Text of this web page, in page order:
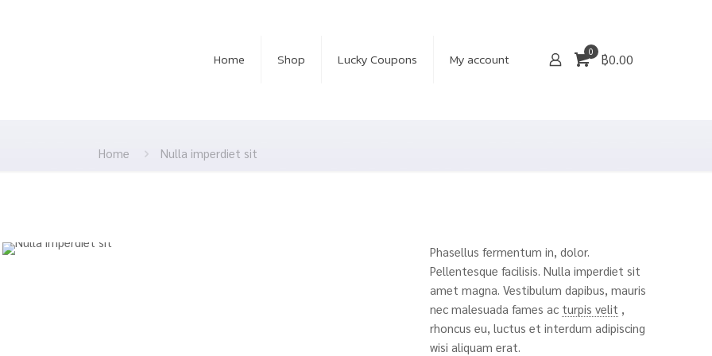
Home Shop Lucky Coupons My account 0 ฿0.00
Home Nulla imperdiet sit
Phasellus fermentum in, dolor.
Pellentesque facilisis. Nulla imperdiet sit
amet magna. Vestibulum dapibus, mauris
nec malesuada fames ac turpis velit ,
rhoncus eu, luctus et interdum adipiscing
wisi aliquam erat.